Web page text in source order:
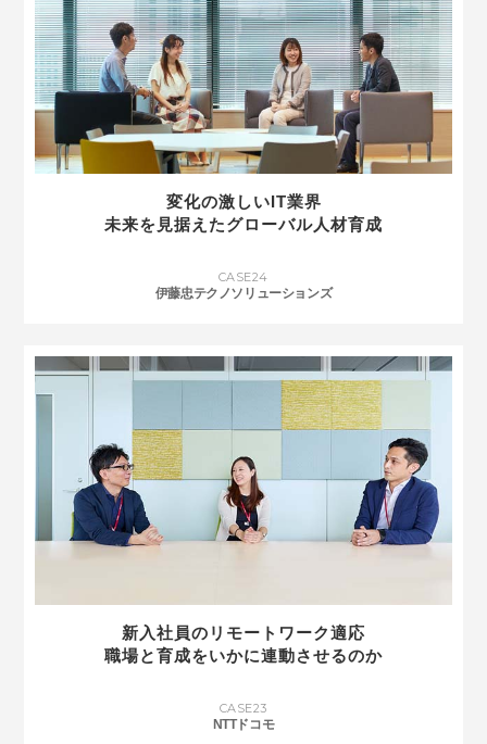
変化の激しいIT業界
未来を見据えたグローバル人材育成
CASE24
伊藤忠テクノソリューションズ
新入社員のリモートワーク適応
職場と育成をいかに連動させるのか
CASE23
NTTドコモ